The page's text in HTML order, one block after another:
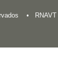
• RNAVT